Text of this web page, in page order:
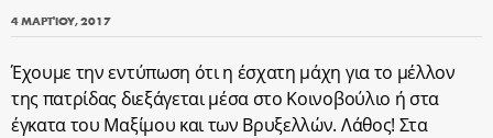
4 ΜΑΡΤΊΟΥ, 2017
Έχουμε την εντύπωση ότι η έσχατη μάχη για το μέλλον
της πατρίδας διεξάγεται μέσα στο Κοινοβούλιο ή στα
έγκατα του Μαξίμου και των Βρυξελλών. Λάθος! Στα